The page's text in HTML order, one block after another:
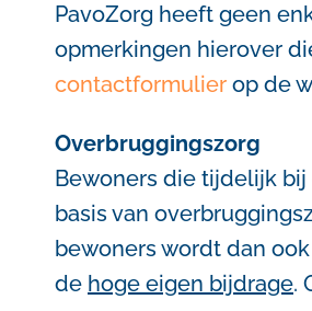
PavoZorg heeft geen
opmerkingen hierover
contactformulier op de
Overbruggingszorg
Bewoners die tijdelijk bij
basis van
bewoners wordt dan
de hoge eigen bijdrage.